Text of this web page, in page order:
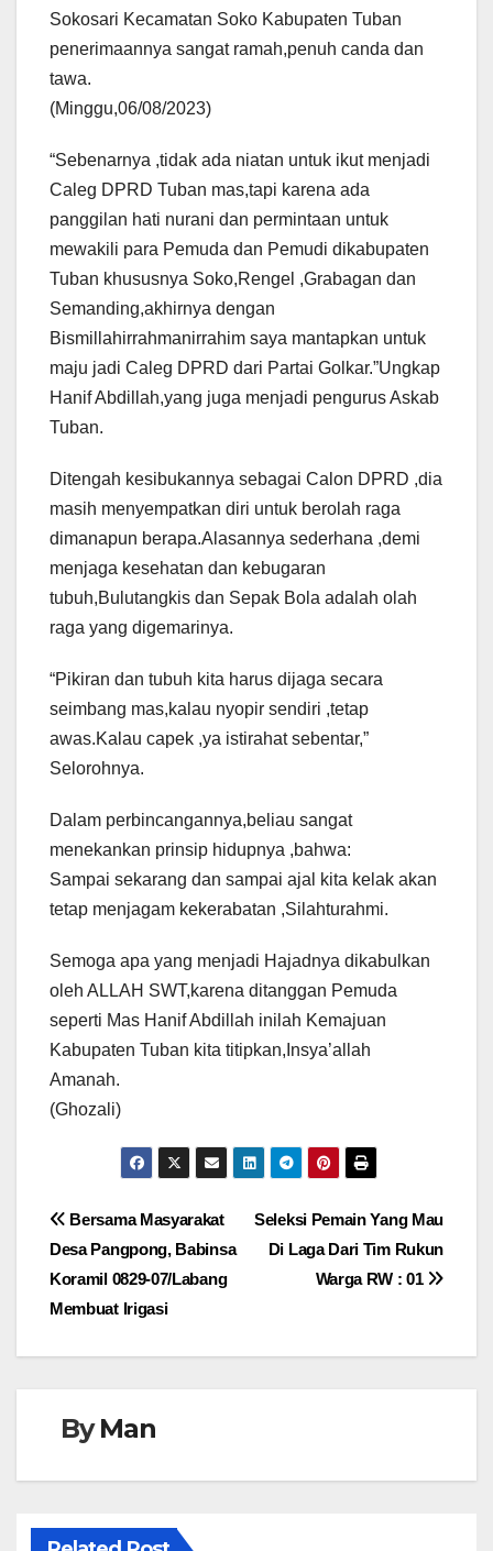
Sokosari Kecamatan Soko Kabupaten Tuban
penerimaannya sangat ramah,penuh canda dan
tawa.
(Minggu,06/08/2023)
“Sebenarnya ,tidak ada niatan untuk ikut menjadi
Caleg DPRD Tuban mas,tapi karena ada
panggilan hati nurani dan permintaan untuk
mewakili para Pemuda dan Pemudi dikabupaten
Tuban khususnya Soko,Rengel ,Grabagan dan
Semanding,akhirnya dengan
Bismillahirrahmanirrahim saya mantapkan untuk
maju jadi Caleg DPRD dari Partai Golkar.”Ungkap
Hanif Abdillah,yang juga menjadi pengurus Askab
Tuban.
Ditengah kesibukannya sebagai Calon DPRD ,dia
masih menyempatkan diri untuk berolah raga
dimanapun berapa.Alasannya sederhana ,demi
menjaga kesehatan dan kebugaran
tubuh,Bulutangkis dan Sepak Bola adalah olah
raga yang digemarinya.
“Pikiran dan tubuh kita harus dijaga secara
seimbang mas,kalau nyopir sendiri ,tetap
awas.Kalau capek ,ya istirahat sebentar,”
Selorohnya.
Dalam perbincangannya,beliau sangat
menekankan prinsip hidupnya ,bahwa:
Sampai sekarang dan sampai ajal kita kelak akan
tetap menjagam kekerabatan ,Silahturahmi.
Semoga apa yang menjadi Hajadnya dikabulkan
oleh ALLAH SWT,karena ditanggan Pemuda
seperti Mas Hanif Abdillah inilah Kemajuan
Kabupaten Tuban kita titipkan,Insya’allah
Amanah.
(Ghozali)
Navigasi
pos
Seleksi Pemain Yang Mau
Di Laga Dari Tim Rukun
Warga RW : 01
Bersama Masyarakat
Desa Pangpong, Babinsa
Koramil 0829-07/Labang
Membuat Irigasi
ByMan